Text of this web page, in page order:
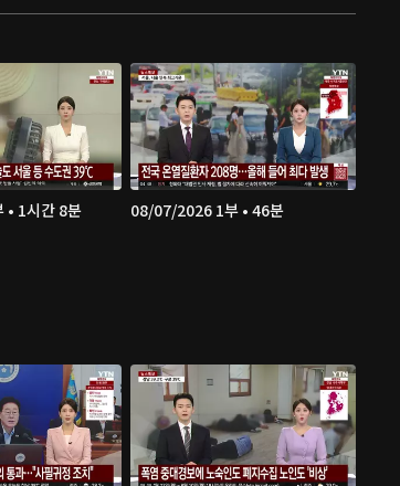
1시간 8분 08/07/2026 1부 • 46분